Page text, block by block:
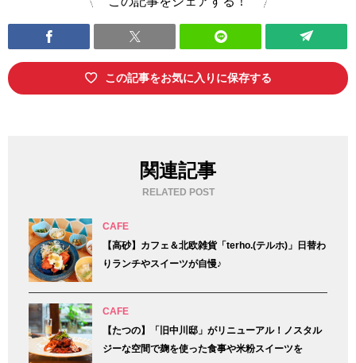
この記事をお気に入りに保存する
関連記事
RELATED POST
CAFE
【高砂】カフェ＆北欧雑貨「terho.(テルホ)」日替わ
りランチやスイーツが自慢♪
CAFE
【たつの】「旧中川邸」がリニューアル！ノスタル
ジーな空間で麹を使った食事や米粉スイーツを